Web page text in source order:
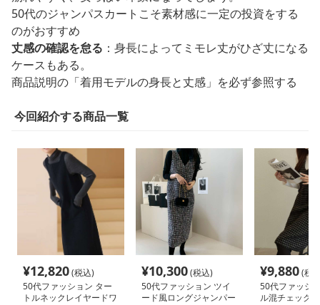
50代のジャンパスカートこそ素材感に一定の投資をする
のがおすすめ
丈感の確認を怠る ：身長によってミモレ丈がひざ丈になる
ケースもある。
商品説明の「着用モデルの身長と丈感」を必ず参照する
今回紹介する商品一覧
¥12,820(税込)
50代ファッション ター
トルネックレイヤードワ
¥10,300(税込)
50代ファッション ツイ
ード風ロングジャンパー
¥9,880(税
50代ファッシ
ル混チェック